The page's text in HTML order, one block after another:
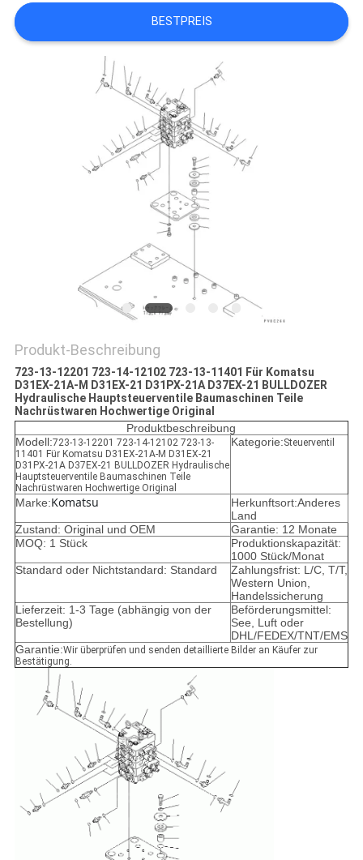
BESTPREIS
Produkt-Beschreibung
723-13-12201 723-14-12102 723-13-11401 Für Komatsu
D31EX-21A-M D31EX-21 D31PX-21A D37EX-21 BULLDOZER
Hydraulische Hauptsteuerventile Baumaschinen Teile
Nachrüstwaren Hochwertige Original
Produktbeschreibung
Modell:723-13-12201 723-14-12102 723-13-
11401 Für Komatsu D31EX-21A-M D31EX-21
D31PX-21A D37EX-21 BULLDOZER Hydraulische
Hauptsteuerventile Baumaschinen Teile
Nachrüstwaren Hochwertige Original
Kategorie:Steuerventil
Marke:Komatsu
Herkunftsort:Anderes
Land
Zustand: Original und OEM
Garantie: 12 Monate
MOQ: 1 Stück
Produktionskapazität:
1000 Stück/Monat
Standard oder Nichtstandard: Standard
Zahlungsfrist: L/C, T/T,
Western Union,
Handelssicherung
Lieferzeit: 1-3 Tage (abhängig von der
Bestellung)
Beförderungsmittel:
See, Luft oder
DHL/FEDEX/TNT/EMS
Garantie:Wir überprüfen und senden detaillierte Bilder an Käufer zur
Bestätigung.